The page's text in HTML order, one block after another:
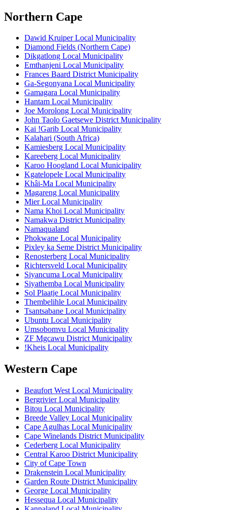
Northern Cape
Dawid Kruiper Local Municipality
Diamond Fields (Northern Cape)
Dikgatlong Local Municipality
Emthanjeni Local Municipality
Frances Baard District Municipality
Ga-Segonyana Local Municipality
Gamagara Local Municipality
Hantam Local Municipality
Joe Morolong Local Municipality
John Taolo Gaetsewe District Municipality
Kai ǃGarib Local Municipality
Kalahari (South Africa)
Kamiesberg Local Municipality
Kareeberg Local Municipality
Karoo Hoogland Local Municipality
Kgatelopele Local Municipality
Khâi-Ma Local Municipality
Magareng Local Municipality
Mier Local Municipality
Nama Khoi Local Municipality
Namakwa District Municipality
Namaqualand
Phokwane Local Municipality
Pixley ka Seme District Municipality
Renosterberg Local Municipality
Richtersveld Local Municipality
Siyancuma Local Municipality
Siyathemba Local Municipality
Sol Plaatje Local Municipality
Thembelihle Local Municipality
Tsantsabane Local Municipality
Ubuntu Local Municipality
Umsobomvu Local Municipality
ZF Mgcawu District Municipality
ǃKheis Local Municipality
Western Cape
Beaufort West Local Municipality
Bergrivier Local Municipality
Bitou Local Municipality
Breede Valley Local Municipality
Cape Agulhas Local Municipality
Cape Winelands District Municipality
Cederberg Local Municipality
Central Karoo District Municipality
City of Cape Town
Drakenstein Local Municipality
Garden Route District Municipality
George Local Municipality
Hessequa Local Municipality